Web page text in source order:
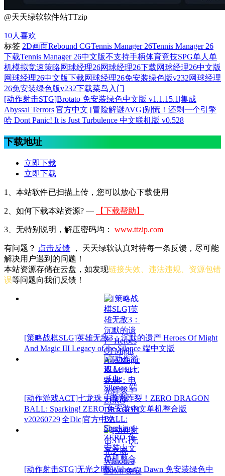
@天天绿软软件站TTzip
10人喜欢
标签 2D画面Rebound CGTennis Manager 26Tennis Manager 26
下载Tennis Manager 26中文版不支持手柄体育竞技SPG单人单
机模拟竞速策略网球经理26网球经理26下载网球经理26中文版
网球经理26中文版下载网球经理26免安装绿色版v232网球经理
26免安装绿色版v232下载菜鸟入门
[动作射击STG]Brotato 免安装绿色中文版 v1.1.15.1|集成
Abyssal Terrors|官方中文 [冒险解谜AVG]别慌！还剩一个引擎
哈 Dont Panic! It is Just Turbulence 中文联机版 v0.528
下载地址
立即下载
立即下载
1、本站软件已扫描上传，您可以放心下载使用
2、 如何下载本站资源? — 【下载帮助】
3、无特别说明，解压密码均： www.ttzip.com
有问题？ 点击反馈
， 天天绿软认真对待每一条反馈，尽可能
解决用户遇到的问题！
本站资源存储在云盘，如发现链接失效、违法违规、资源包错
误等问题向我们反馈！
[策略战棋SLG]英雄无敌3：沉默的遗产 Heroes Of Might
And Magic III Legacy of the Silence 端中文版
[动作游戏ACT]七龙珠：电光炸裂！ZERO DRAGON
BALL: Sparking! ZERO 免安装中文单机整合版
v20260729|全Dlc|官方中文
[动作射击STG]无光之晓 Without a Dawn 免安装绿色中